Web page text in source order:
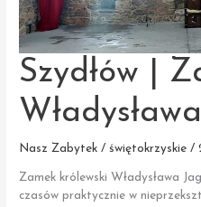
Szydłów |
Nasz Zabytek / świętokrzyskie /
Zamek królewski Władysława
czasów praktycznie w